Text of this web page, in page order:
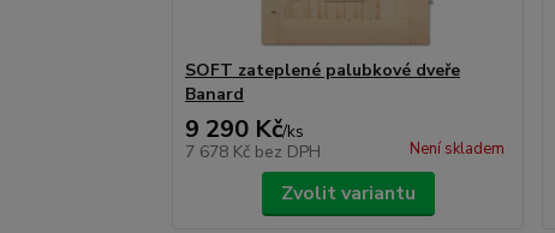
SOFT zateplené palubkové dveře
Banard
9 290 Kč/ks
7 678 Kč bez DPH Není skladem
Zvolit variantu